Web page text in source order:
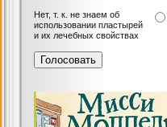
Нет, т. к. не знаем об
использовании пластырей
и их лечебных свойствах